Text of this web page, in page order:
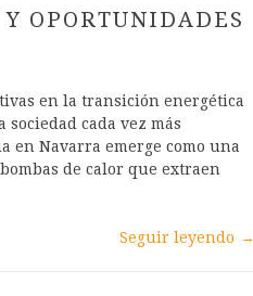
OPORTUNIDADES
en la transición energética
cada vez más
en Navarra emerge como una
de calor que extraen
Seguir leyendo →